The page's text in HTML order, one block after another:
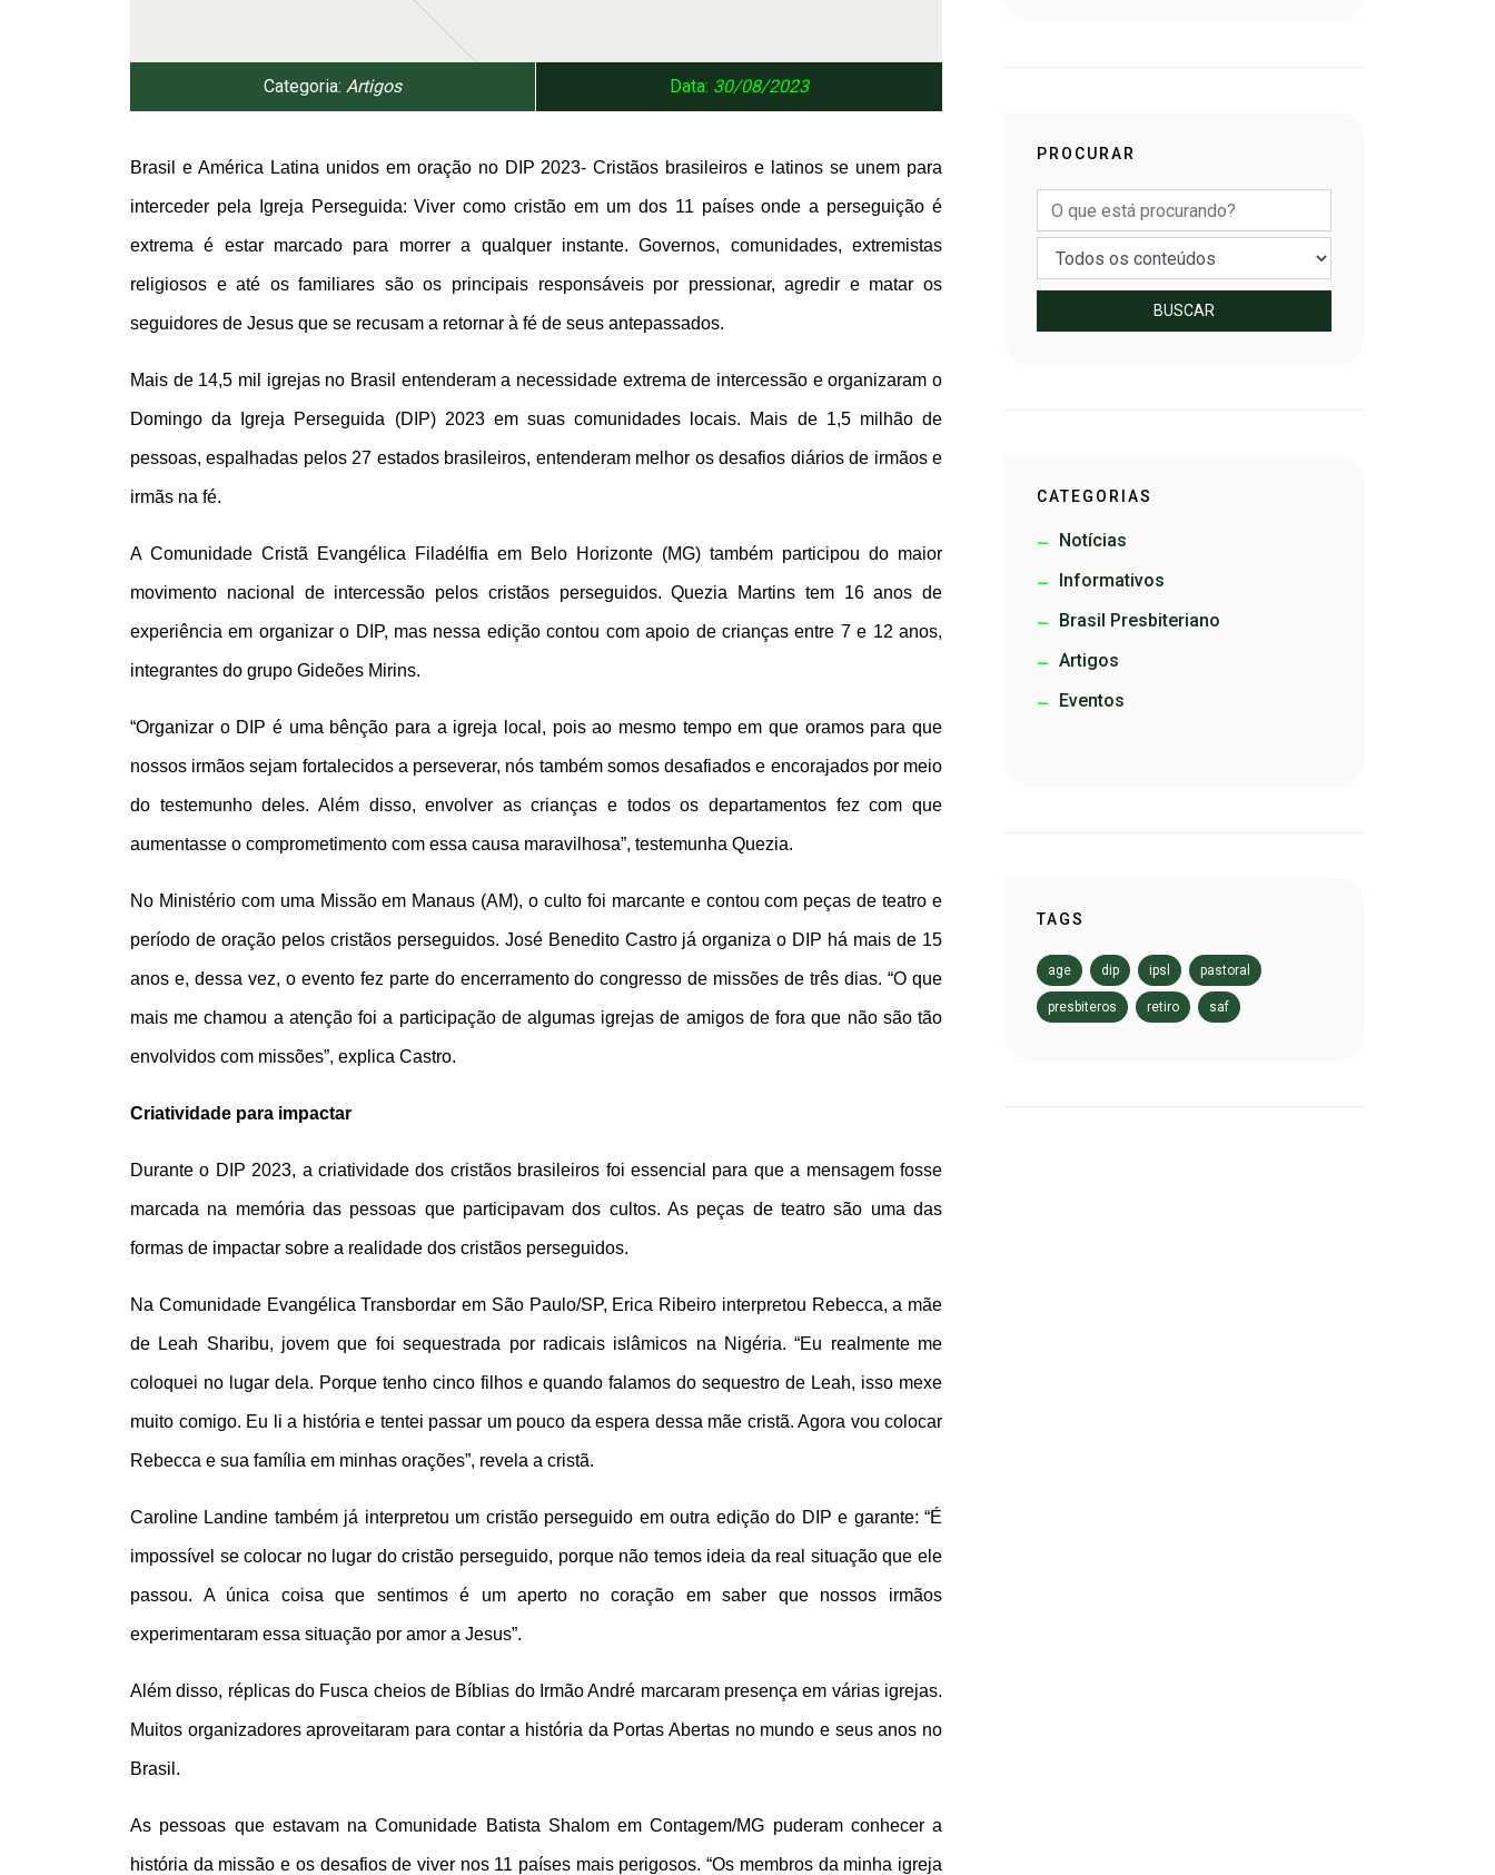
Categoria: Artigos Data: 30/08/2023
Brasil e América Latina unidos em oração no DIP 2023- Cristãos brasileiros e latinos se unem para
interceder pela Igreja Perseguida: Viver como cristão em um dos 11 países onde a perseguição é
extrema é estar marcado para morrer a qualquer instante. Governos, comunidades, extremistas
religiosos e até os familiares são os principais responsáveis por pressionar, agredir e matar os
seguidores de Jesus que se recusam a retornar à fé de seus antepassados.
Mais de 14,5 mil igrejas no Brasil entenderam a necessidade extrema de intercessão e organizaram o
Domingo da Igreja Perseguida (DIP) 2023 em suas comunidades locais. Mais de 1,5 milhão de
pessoas, espalhadas pelos 27 estados brasileiros, entenderam melhor os desafios diários de irmãos e
irmãs na fé.
A Comunidade Cristã Evangélica Filadélfia em Belo Horizonte (MG) também participou do maior
movimento nacional de intercessão pelos cristãos perseguidos. Quezia Martins tem 16 anos de
experiência em organizar o DIP, mas nessa edição contou com apoio de crianças entre 7 e 12 anos,
integrantes do grupo Gideões Mirins.
“Organizar o DIP é uma bênção para a igreja local, pois ao mesmo tempo em que oramos para que
nossos irmãos sejam fortalecidos a perseverar, nós também somos desafiados e encorajados por meio
do testemunho deles. Além disso, envolver as crianças e todos os departamentos fez com que
aumentasse o comprometimento com essa causa maravilhosa”, testemunha Quezia.
No Ministério com uma Missão em Manaus (AM), o culto foi marcante e contou com peças de teatro e
período de oração pelos cristãos perseguidos. José Benedito Castro já organiza o DIP há mais de 15
anos e, dessa vez, o evento fez parte do encerramento do congresso de missões de três dias. “O que
mais me chamou a atenção foi a participação de algumas igrejas de amigos de fora que não são tão
envolvidos com missões”, explica Castro.
Criatividade para impactar
Durante o DIP 2023, a criatividade dos cristãos brasileiros foi essencial para que a mensagem fosse
marcada na memória das pessoas que participavam dos cultos. As peças de teatro são uma das
formas de impactar sobre a realidade dos cristãos perseguidos.
Na Comunidade Evangélica Transbordar em São Paulo/SP, Erica Ribeiro interpretou Rebecca, a mãe
de Leah Sharibu, jovem que foi sequestrada por radicais islâmicos na Nigéria. “Eu realmente me
coloquei no lugar dela. Porque tenho cinco filhos e quando falamos do sequestro de Leah, isso mexe
muito comigo. Eu li a história e tentei passar um pouco da espera dessa mãe cristã. Agora vou colocar
Rebecca e sua família em minhas orações”, revela a cristã.
Caroline Landine também já interpretou um cristão perseguido em outra edição do DIP e garante: “É
impossível se colocar no lugar do cristão perseguido, porque não temos ideia da real situação que ele
passou. A única coisa que sentimos é um aperto no coração em saber que nossos irmãos
experimentaram essa situação por amor a Jesus”.
Além disso, réplicas do Fusca cheios de Bíblias do Irmão André marcaram presença em várias igrejas.
Muitos organizadores aproveitaram para contar a história da Portas Abertas no mundo e seus anos no
Brasil.
As pessoas que estavam na Comunidade Batista Shalom em Contagem/MG puderam conhecer a
história da missão e os desafios de viver nos 11 países mais perigosos. “Os membros da minha igreja
PROCURAR
BUSCAR
CATEGORIAS
Notícias
Informativos
Brasil Presbiteriano
Artigos
Eventos
TAGS
age dip ipsl pastoral
presbiteros retiro saf